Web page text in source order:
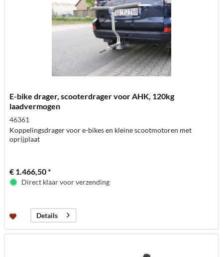
E-bike drager, scooterdrager voor AHK, 120kg
laadvermogen
46361
Koppelingsdrager voor e-bikes en kleine scootmotoren met
oprijplaat
€ 1.466,50 *
Direct klaar voor verzending
Details